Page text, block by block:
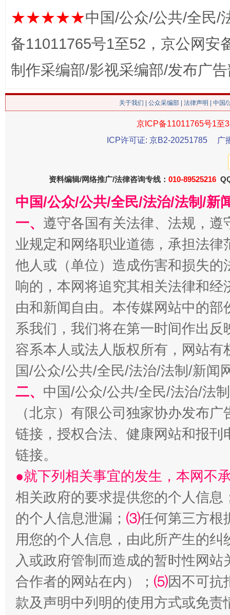
“刷贴”乱象丛生
解纷+调解+退费，一次搞定
站台名比不上好声名
★★★★★中国/公众/公共/全民/
备11011765号1至52，京公网安
制作采编部/影视采编部/发布广
关于我们 公众采编部 法律声明 | 中国
京ICP备11011765号1至
ICP许可证: 京B2-20251785
广
资料编辑/网络推广/法律咨询专线： 010-89525216
中国/公众/公共/全民/法治/法制/新
一、 遵守各国有关法律、法规，
业规定和网络职业道德，承担法
他人或（单位）造成伤害和损失
响的，本网将追究其相关法律和
由和新闻自由。本传媒网站中的
系我们，我们将在第一时间作出
容系本人或法人版权所有，网站
国/公众/公共/全民/法治/法制/新闻
二、 中国/公众/公共/全民/法治/法
（北京）有限公司独家协办发布
链接，授权合法、健康网站和报
链接。
●就下列相关事宜的发生，本网不
相关政府的要求提供您的个人信息
的个人信息泄漏； ⑶任何第三方根
用您的个人信息，由此所产生的纠
入或政府管制而造成的暂时性网
合作者的网站在内）； ⑸因不可抗
款及声明中列明的使用方式或免责